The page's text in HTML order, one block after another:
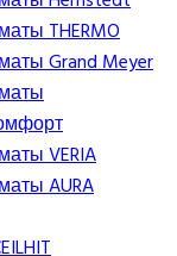
THERMO
Grand Meyer
VERIA
AURA